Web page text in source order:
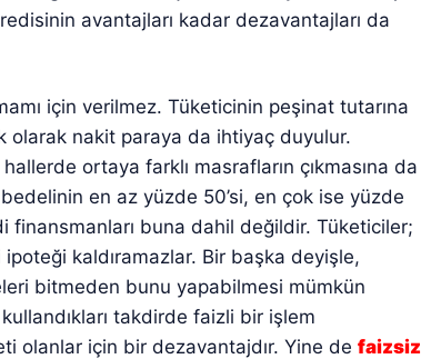
avantajları kadar dezavantajları da
için verilmez. Tüketicinin peşinat tutarına
olarak nakit paraya da ihtiyaç duyulur.
ortaya farklı masrafların çıkmasına da
en az yüzde 50’si, en çok ise yüzde
finansmanları buna dahil değildir. Tüketiciler;
kaldıramazlar. Bir başka deyişle,
bitmeden bunu yapabilmesi mümkün
takdirde faizli bir işlem
olanlar için bir dezavantajdır. Yine defaizsiz